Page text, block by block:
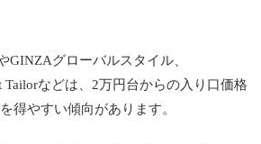
にこだわりたい人
スーツはどのくらいの期間で届きます
GINZAグローバルスタイル、
Tailorなどは、2万円台からの入り口価格
得やすい傾向があります。